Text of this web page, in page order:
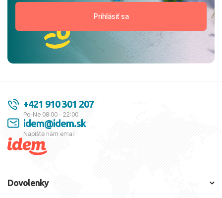
+421 910 301 207
Po-Ne 08:00 - 22:00
idem@idem.sk
Napíšte nám email
Dovolenky